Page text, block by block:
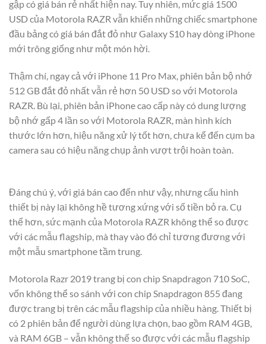
gập có giá bán rẻ nhất hiện nay. Tuy nhiên, mức giá 1500
USD của Motorola RAZR vẫn khiến những chiếc smartphone
đầu bảng có giá bán đắt đỏ như Galaxy S10 hay dòng iPhone
mới trông giống như một món hời.
Thậm chí, ngay cả với iPhone 11 Pro Max, phiên bản bộ nhớ
512 GB đắt đỏ nhất vẫn rẻ hơn 50 USD so với Motorola
RAZR. Bù lại, phiên bản iPhone cao cấp này có dung lượng
bộ nhớ gấp 4 lần so với Motorola RAZR, màn hình kích
thước lớn hơn, hiệu năng xử lý tốt hơn, chưa kể đến cụm ba
camera sau có hiệu năng chụp ảnh vượt trội hoàn toàn.
Đáng chú ý, với giá bán cao đến như vậy, nhưng cấu hình
thiết bị này lại không hề tương xứng với số tiền bỏ ra. Cụ
thể hơn, sức mạnh của Motorola RAZR không thể so được
với các mẫu flagship, mà thay vào đó chỉ tương đương với
một mẫu smartphone tầm trung.
Motorola Razr 2019 trang bị con chip Snapdragon 710 SoC,
vốn không thể so sánh với con chip Snapdragon 855 đang
được trang bị trên các mẫu flagship của nhiều hàng. Thiết bị
có 2 phiên bản để người dùng lựa chọn, bao gồm RAM 4GB,
và RAM 6GB – vẫn không thể so được với các mẫu flagship